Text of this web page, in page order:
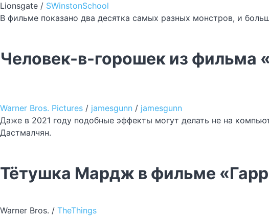
Lionsgate / SWinstonSchool
В фильме показано два десятка самых разных монстров, и
Человек-в-горошек из фильма
Warner Bros. Pictures / jamesgunn / jamesgunn
Даже в 2021 году подобные эффекты могут делать не на
Дастмалчян.
Тётушка Мардж в фильме
Warner Bros. / TheThings